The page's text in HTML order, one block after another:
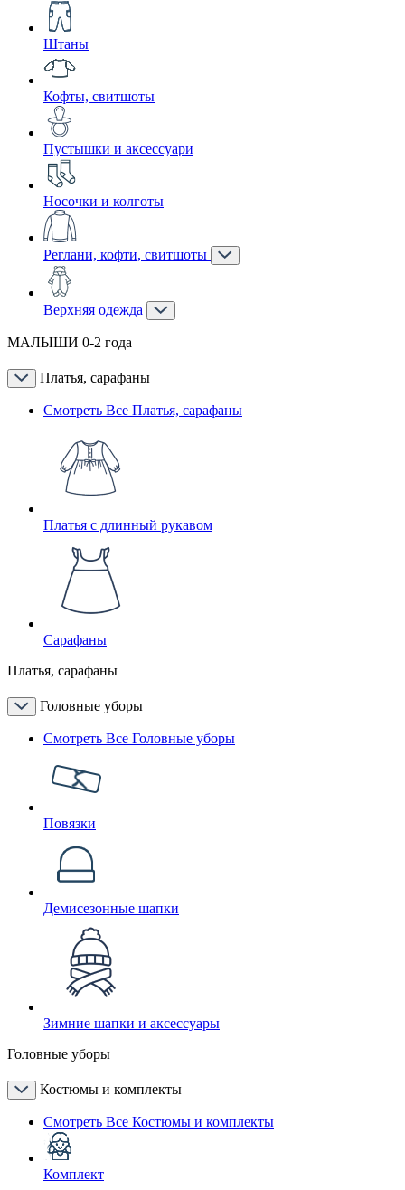
Штаны
Кофты, свитшоты
Пустышки и аксессуари
Носочки и колготы
Реглани, кофти, свитшоты
Верхняя одежда
МАЛЫШИ 0-2 года
Платья, сарафаны
Смотреть Все Платья, сарафаны
Платья с длинный рукавом
Сарафаны
Платья, сарафаны
Головные уборы
Смотреть Все Головные уборы
Повязки
Демисезонные шапки
Зимние шапки и аксессуары
Головные уборы
Костюмы и комплекты
Смотреть Все Костюмы и комплекты
Комплект